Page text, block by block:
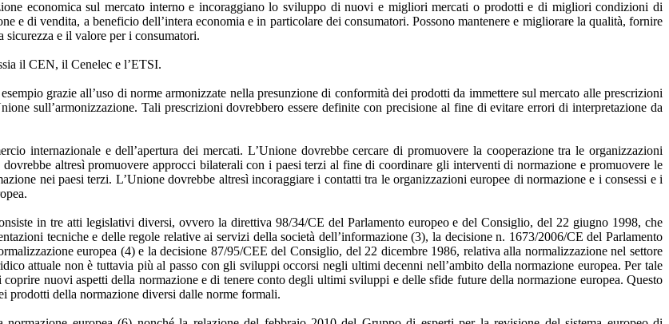
economica sul mercato interno e incoraggiano lo sviluppo di nuovi e migliori mercati o prodotti e di migliori condizioni di
e di vendita, a beneficio dell’intera economia e in particolare dei consumatori. Possono mantenere e migliorare la qualità, fornire
sicurezza e il valore per i consumatori.
il CEN, il Cenelec e l’ETSI.
grazie all’uso di norme armonizzate nella presunzione di conformità dei prodotti da immettere sul mercato alle prescrizioni
sull’armonizzazione. Tali prescrizioni dovrebbero essere definite con precisione al fine di evitare errori di interpretazione da
internazionale e dell’apertura dei mercati. L’Unione dovrebbe cercare di promuovere la cooperazione tra le organizzazioni
altresì promuovere approcci bilaterali con i paesi terzi al fine di coordinare gli interventi di normazione e promuovere le
nei paesi terzi. L’Unione dovrebbe altresì incoraggiare i contatti tra le organizzazioni europee di normazione e i consessi e i
in tre atti legislativi diversi, ovvero la direttiva 98/34/CE del Parlamento europeo e del Consiglio, del 22 giugno 1998, che
tecniche e delle regole relative ai servizi della società dell’informazione (3), la decisione n. 1673/2006/CE del Parlamento
europea (4) e la decisione 87/95/CEE del Consiglio, del 22 dicembre 1986, relativa alla normalizzazione nel settore
attuale non è tuttavia più al passo con gli sviluppi occorsi negli ultimi decenni nell’ambito della normazione europea. Per tale
nuovi aspetti della normazione e di tenere conto degli ultimi sviluppi e delle sfide future della normazione europea. Questo
prodotti della normazione diversi dalle norme formali.